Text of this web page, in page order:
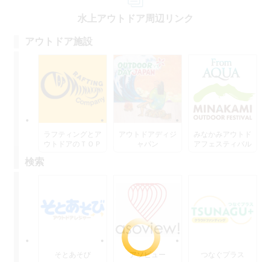
水上アウトドア周辺リンク
アウトドア施設
ラフティングとア
ウトドアのＴＯＰ
アウトドアディジ
みなかみアウトド
アフェスティバル
検索
そとあそび アソビュー つなぐプラス